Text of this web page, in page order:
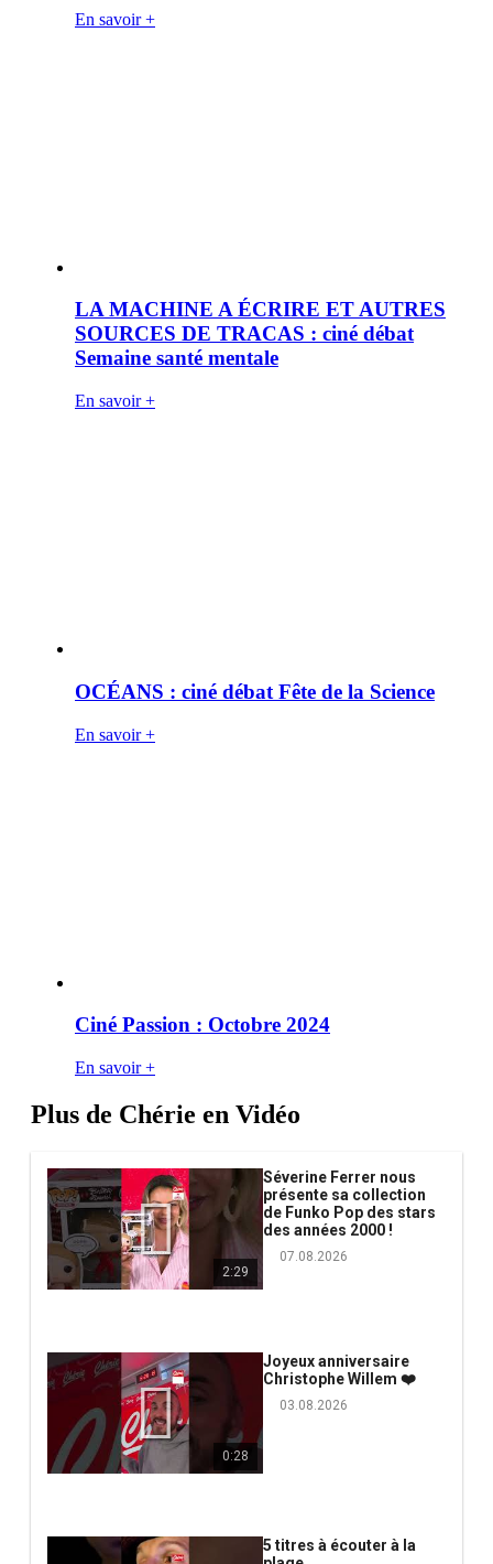
En savoir +
LA MACHINE A ÉCRIRE ET AUTRES
SOURCES DE TRACAS : ciné débat
Semaine santé mentale
En savoir +
OCÉANS : ciné débat Fête de la Science
En savoir +
Ciné Passion : Octobre 2024
En savoir +
Plus de Chérie en Vidéo
2:29
Séverine Ferrer nous
présente sa collection
de Funko Pop des stars
des années 2000 !
07.08.2026
0:28
Joyeux anniversaire
Christophe Willem ❤️
03.08.2026
5 titres à écouter à la